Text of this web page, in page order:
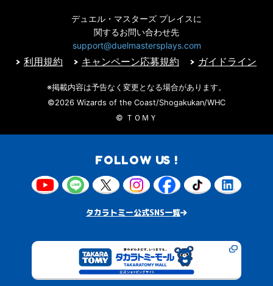
デュエル・マスターズ プレイスに
関するお問い合わせ先
support@duelmastersplays.com
利用規約 キャンペーン応募規約 ガイドライン
※掲載内容は予告なく変更となる場合があります。
©2026 Wizards of the Coast/Shogakukan/WHC
© ＴＯＭＹ
FOLLOW US !
タカラトミー公式SNS一覧